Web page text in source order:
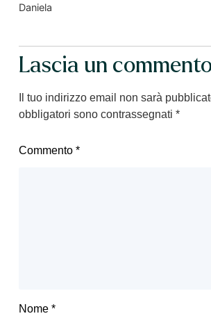
Daniela
Lascia un
Il tuo indirizzo email non sarà
obbligatori sono contrassegnati *
Commento *
Nome *